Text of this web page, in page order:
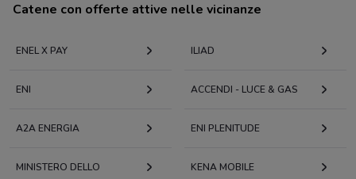
Catene con offerte attive nelle vicinanze
ENEL X PAY ILIAD
ENI ACCENDI - LUCE & GAS
A2A ENERGIA ENI PLENITUDE
MINISTERO DELLO
KENA MOBILE